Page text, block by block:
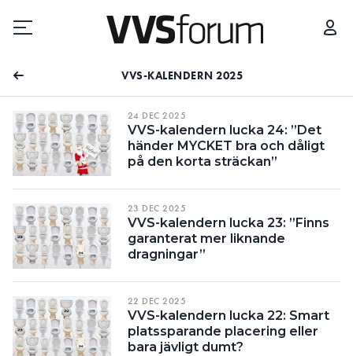
Prenumerera
Hantera prenumeration
Lediga jobb
Annonsera
Läs E-tidningen
Om tidningen
Kontakt
VVS-KALENDERN 2025
24 DEC 2025
VVS-kalendern lucka 24: ”Det
händer MYCKET bra och dåligt
på den korta sträckan”
23 DEC 2025
VVS-kalendern lucka 23: ”Finns
garanterat mer liknande
dragningar”
22 DEC 2025
VVS-kalendern lucka 22: Smart
platssparande placering eller
bara jävligt dumt?